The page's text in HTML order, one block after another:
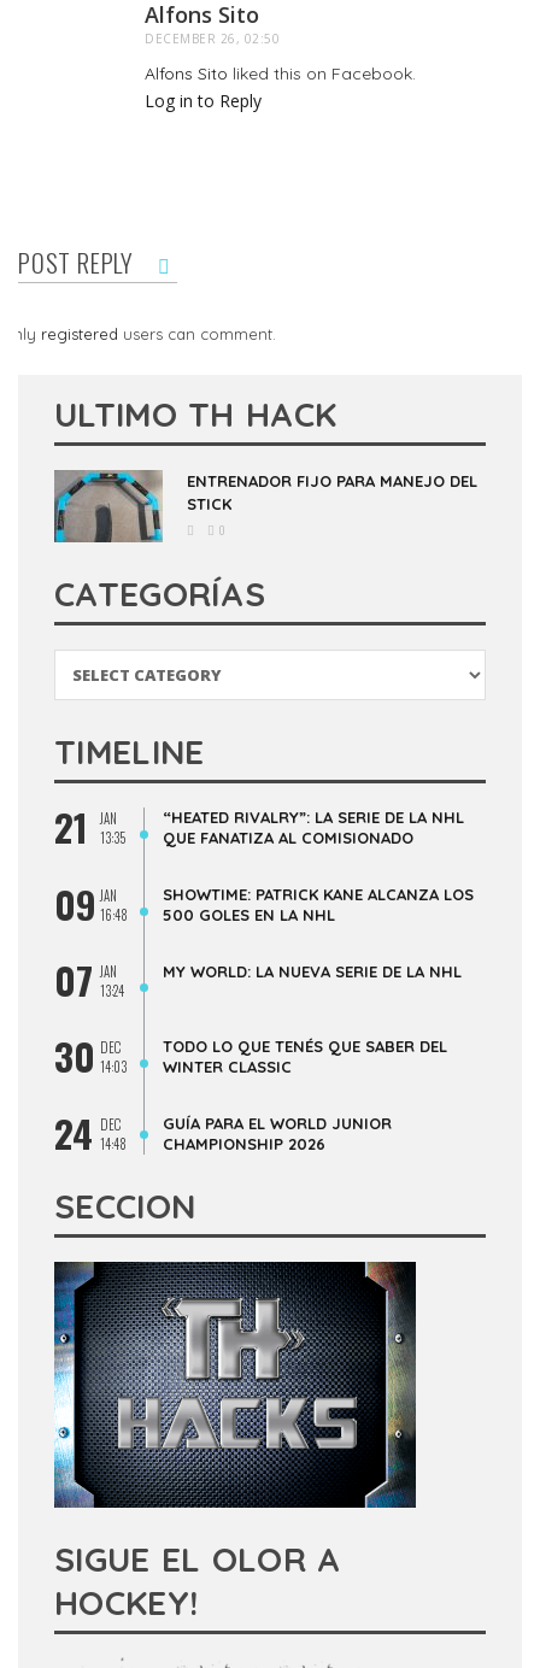
Alfons Sito
DECEMBER 26, 02:50
Alfons Sito liked this on Facebook.
Log in to Reply
POST REPLY
Only registered users can comment.
ULTIMO TH HACK
ENTRENADOR FIJO PARA MANEJO DEL
STICK
0
CATEGORÍAS
TIMELINE
21
JAN
13:35
“HEATED RIVALRY”: LA SERIE DE LA NHL
QUE FANATIZA AL COMISIONADO
09 JAN
16:48
SHOWTIME: PATRICK KANE ALCANZA LOS
500 GOLES EN LA NHL
07 JAN
13:24
MY WORLD: LA NUEVA SERIE DE LA NHL
30 DEC
14:03
TODO LO QUE TENÉS QUE SABER DEL
WINTER CLASSIC
24 DEC
14:48
GUÍA PARA EL WORLD JUNIOR
CHAMPIONSHIP 2026
SECCION
SIGUE EL OLOR A
HOCKEY!